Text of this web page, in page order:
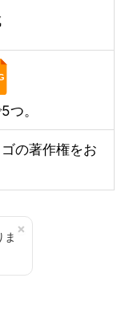
。
の著作権をお
×
ま